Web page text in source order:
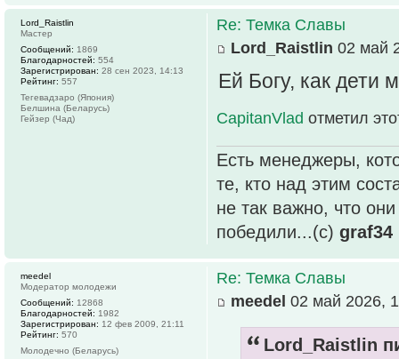
Re: Темка Славы
Lord_Raistlin 02 май
Ей Богу, как дети
CapitanVlad отметил
Есть менеджеры,
те, кто над этим
не так важно, что
победили...(с) graf34
Lord_Raistlin
Мастер
Сообщений: 1869
Благодарностей: 554
Зарегистрирован: 28 сен 2023, 14:13
Рейтинг: 557
Тегевадзаро (Япония)
Белшина (Беларусь)
Гейзер (Чад)
Re: Темка Славы
meedel 02 май 2026,
Lord_Raistlin
meedel
Модератор молодежи
Сообщений: 12868
Благодарностей: 1982
Зарегистрирован: 12 фев 2009, 21:11
Рейтинг: 570
Молодечно (Беларусь)